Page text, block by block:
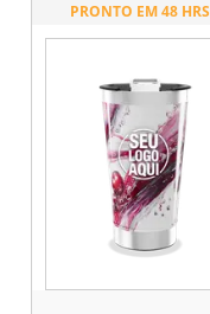
PRONTO EM 48 HRS